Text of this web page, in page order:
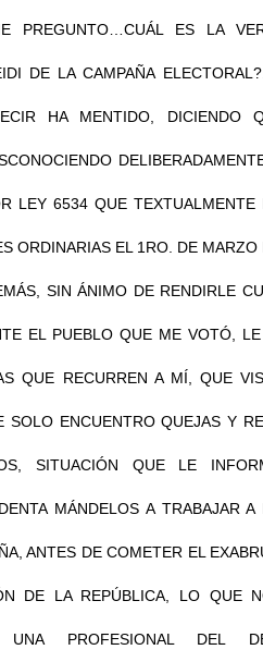
PREGUNTO…CUÁL ES LA
DE LA CAMPAÑA
HA MENTIDO, DICIENDO
LEY 6534 QUE TEXTUALMENTE
ORDINARIAS EL 1RO. DE MARZO
SIN ÁNIMO DE RENDIRLE
EL PUEBLO QUE ME VOTÓ,
QUE RECURREN A MÍ, QUE
ENCUENTRO QUEJAS Y
SITUACIÓN QUE LE
MÁNDELOS A TRABAJAR A
ANTES DE COMETER EL
DE LA REPÚBLICA, LO QUE
PROFESIONAL DEL